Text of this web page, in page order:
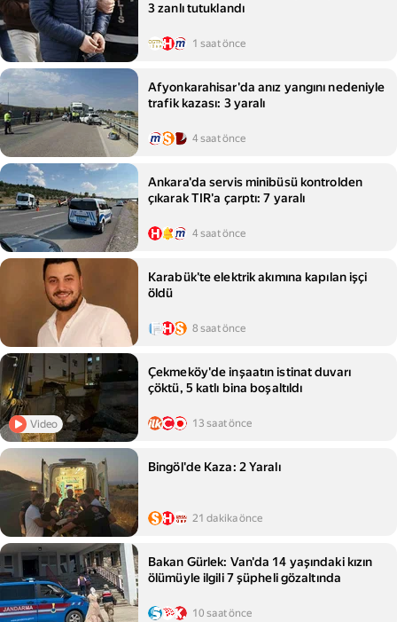
3 zanlı tutuklandı
1 saat önce
Afyonkarahisar'da anız yangını nedeniyle
trafik kazası: 3 yaralı
4 saat önce
Ankara'da servis minibüsü kontrolden
çıkarak TIR'a çarptı: 7 yaralı
4 saat önce
Karabük'te elektrik akımına kapılan işçi
öldü
8 saat önce
Video
Çekmeköy'de inşaatın istinat duvarı
çöktü, 5 katlı bina boşaltıldı
13 saat önce
Bingöl'de Kaza: 2 Yaralı
21 dakika önce
Bakan Gürlek: Van'da 14 yaşındaki kızın
ölümüyle ilgili 7 şüpheli gözaltında
10 saat önce